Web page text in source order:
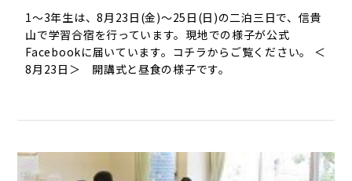
1～3年生は、8月23日(金)～25日(日)の二泊三日で、信貴
山で学習合宿を行っています。現地での様子が公式
Facebookに届いています。コチラからご覧ください。 ＜
8月23日＞ 開講式と昼食の様子です。